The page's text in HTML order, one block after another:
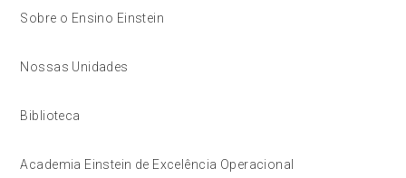
Sobre o Ensino Einstein
Nossas Unidades
Biblioteca
Academia Einstein de Excelência Operacional